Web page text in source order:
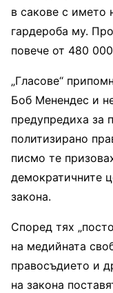
в сакове с името
гардероба му.
повече от 480
„Гласове“
Боб Менендес и
предупредиха за
политизирано
писмо те
демократичните
закона.
Според тях
на медийната
правосъдието и
на закона